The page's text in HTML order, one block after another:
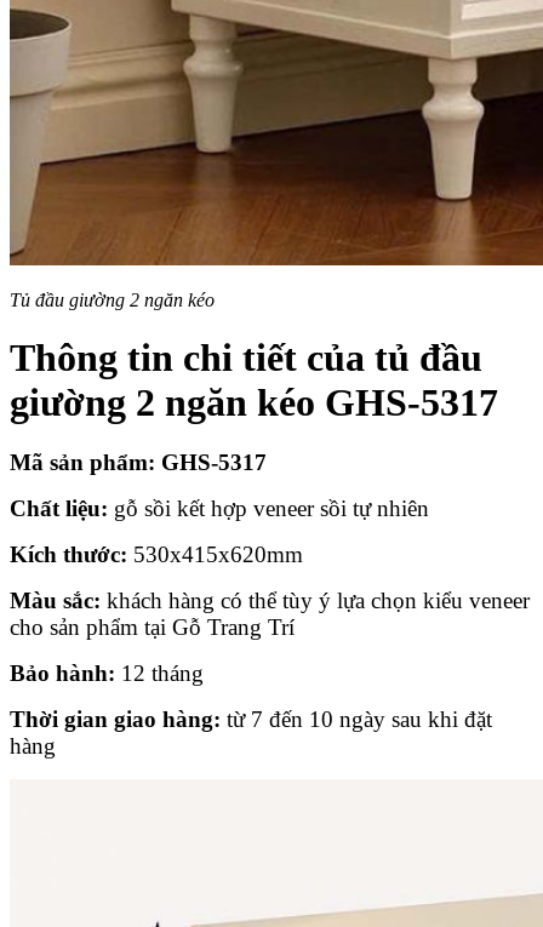
Tủ đầu giường 2 ngăn kéo
Thông tin chi tiết của tủ đầu
giường 2 ngăn kéo GHS-5317
Mã sản phẩm: GHS-5317
Chất liệu: gỗ sồi kết hợp veneer sồi tự nhiên
Kích thước: 530x415x620mm
Màu sắc: khách hàng có thể tùy ý lựa chọn kiểu veneer
cho sản phẩm tại Gỗ Trang Trí
Bảo hành: 12 tháng
Thời gian giao hàng: từ 7 đến 10 ngày sau khi đặt
hàng